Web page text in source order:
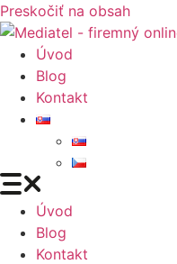
Preskočiť na obsah
Úvod
Blog
Kontakt
Úvod
Blog
Kontakt